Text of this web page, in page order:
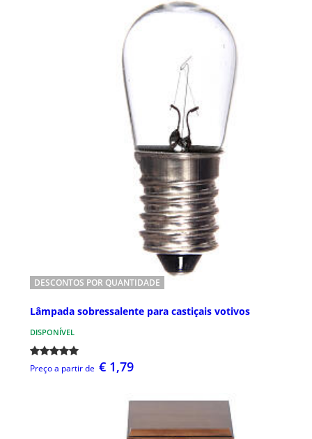
DESCONTOS POR QUANTIDADE
Lâmpada sobressalente para castiçais votivos
DISPONÍVEL
Preço a partir de € 1,79